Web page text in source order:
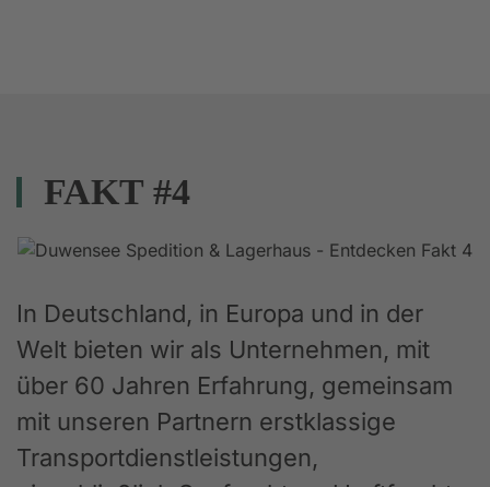
FAKT #4
In Deutschland, in Europa und in der
Welt bieten wir als Unternehmen, mit
über 60 Jahren Erfahrung, gemeinsam
mit unseren Partnern erstklassige
Transportdienstleistungen,